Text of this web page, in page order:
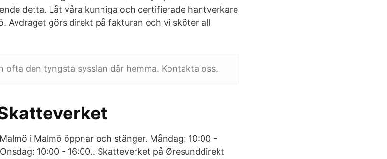
detta. Låt våra kunniga och certifierade hantverkare
Avdraget görs direkt på fakturan och vi sköter all
ofta den tyngsta sysslan där hemma. Kontakta oss.
i Malmö öppnar och stänger. Måndag: 10:00 -
10:00 - 16:00.. Skatteverket på Øresunddirekt